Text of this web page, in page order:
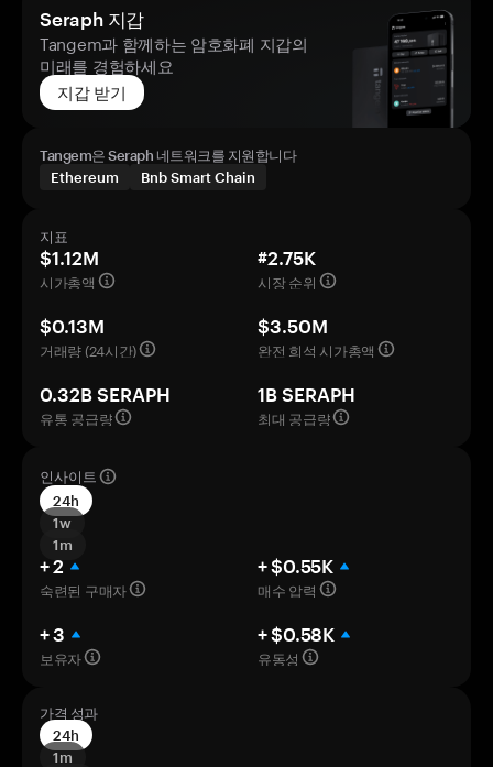
Seraph 지갑
Tangem과 함께하는 암호화폐 지갑의
미래를 경험하세요
지갑 받기
Tangem은 Seraph 네트워크를 지원합니다
Ethereum
Bnb Smart Chain
지표
$1.12M
시가총액
#2.75K
시장 순위
$0.13M
거래량 (24시간)
$3.50M
완전 희석 시가총액
0.32B SERAPH
유통 공급량
1B SERAPH
최대 공급량
인사이트
24h
1w
1m
+ 2
숙련된 구매자
+ $0.55K
매수 압력
+ 3
보유자
+ $0.58K
유동성
가격 성과
24h
1m